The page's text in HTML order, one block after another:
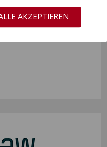
(m/w/d)für
AKZEPTIEREN